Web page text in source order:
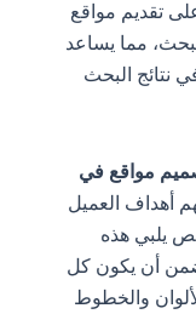
تقديم مواقع
مما يساعد
البحث
مواقع في
العميل
يلبي هذه
أن يكون كل
والخطوط